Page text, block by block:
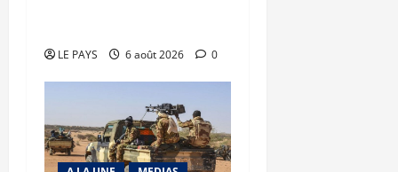
LE PAYS 6 août 2026 0